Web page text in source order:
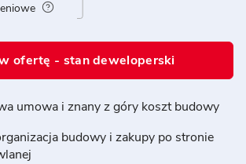
ofertę - stan deweloperski
umowa i znany z góry koszt budowy
budowy i zakupy po stronie